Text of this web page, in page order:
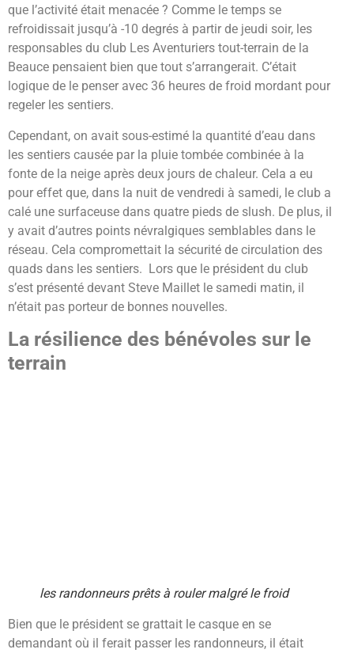
que l’activité était menacée ? Comme le temps se
refroidissait jusqu’à -10 degrés à partir de jeudi soir, les
responsables du club Les Aventuriers tout-terrain de la
Beauce pensaient bien que tout s’arrangerait. C’était
logique de le penser avec 36 heures de froid mordant pour
regeler les sentiers.
Cependant, on avait sous-estimé la quantité d’eau dans
les sentiers causée par la pluie tombée combinée à la
fonte de la neige après deux jours de chaleur. Cela a eu
pour effet que, dans la nuit de vendredi à samedi, le club a
calé une surfaceuse dans quatre pieds de slush. De plus, il
y avait d’autres points névralgiques semblables dans le
réseau. Cela compromettait la sécurité de circulation des
quads dans les sentiers. Lors que le président du club
s’est présenté devant Steve Maillet le samedi matin, il
n’était pas porteur de bonnes nouvelles.
La résilience des bénévoles sur le
terrain
les randonneurs prêts à rouler malgré le froid
Bien que le président se grattait le casque en se
demandant où il ferait passer les randonneurs, il était